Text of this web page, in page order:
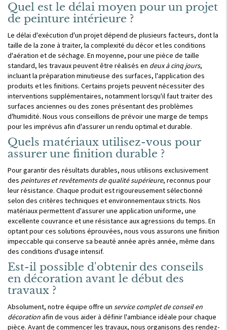
Quel est le délai moyen pour un projet
de peinture intérieure ?
Le délai d'exécution d'un projet dépend de plusieurs facteurs, dont la
taille de la zone à traiter, la complexité du décor et les conditions
d'aération et de séchage. En moyenne, pour une pièce de taille
standard, les travaux peuvent être réalisés en deux à cinq jours,
incluant la préparation minutieuse des surfaces, l'application des
produits et les finitions. Certains projets peuvent nécessiter des
interventions supplémentaires, notamment lorsqu'il faut traiter des
surfaces anciennes ou des zones présentant des problèmes
d'humidité. Nous vous conseillons de prévoir une marge de temps
pour les imprévus afin d'assurer un rendu optimal et durable.
Quels matériaux utilisez-vous pour
assurer une finition durable ?
Pour garantir des résultats durables, nous utilisons exclusivement
des peintures et revêtements de qualité supérieure, reconnus pour
leur résistance. Chaque produit est rigoureusement sélectionné
selon des critères techniques et environnementaux stricts. Nos
matériaux permettent d'assurer une application uniforme, une
excellente couvrance et une résistance aux agressions du temps. En
optant pour ces solutions éprouvées, nous vous assurons une finition
impeccable qui conserve sa beauté année après année, même dans
des conditions d'usage intensif.
Est-il possible d'obtenir des conseils
en décoration avant le début des
travaux ?
Absolument, notre équipe offre un service complet de conseil en
décorationafin de vous aider à définir l'ambiance idéale pour chaque
pièce. Avant de commencer les travaux, nous organisons des rendez-